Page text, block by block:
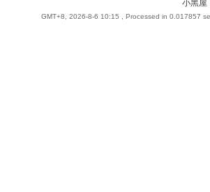
小黑屋
GMT+8, 2026-8-6 10:15 , Processed in 0.017857